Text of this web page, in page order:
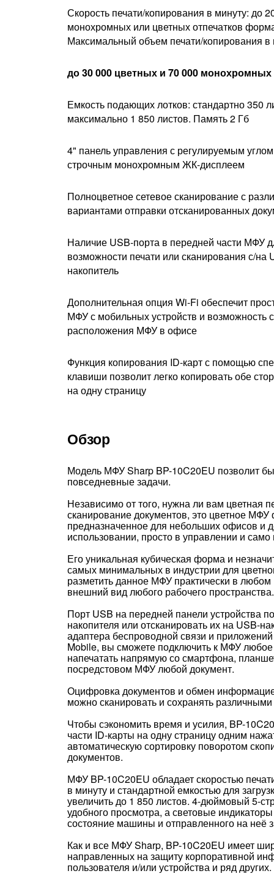
Скорость печати/копирования в минуту: до
монохромных или цветных отпечатков
Максимальный объем печати/копирования в
до 30 000 цветных и 70 000 монохромных
Емкость подающих лотков: стандартно 350
максимально 1 850 листов. Память 2 Гб
4" панель управления с регулируемым
строчным монохромным ЖК-дисплеем
Полноцветное сетевое сканирование с
вариантами отправки отсканированных
Наличие USB-порта в передней части МФУ
возможности печати или сканирования с/на
накопитель
Дополнительная опция Wi-Fi обеспечит
МФУ с мобильных устройств и возможность
расположения МФУ в офисе
Функция копирования ID-карт с помощью
клавиши позволит легко копировать обе
на одну страницу
Обзор
Модель МФУ Sharp BP-10C20EU позволит
повседневные задачи.
Независимо от того, нужна ли вам цветная
сканирование документов, это цветное
предназначенное для небольших офисов и
использовании, просто в управлении и
Его уникальная кубическая форма и
самых минимальных в индустрии для
разметить данное МФУ практически в
внешний вид любого рабочего пространства.
Порт USB на передней панели устройства
накопителя или отсканировать их на USB-
адаптера беспроводной связи и
Mobile, вы сможете подключить к МФУ
напечатать напрямую со смартфона,
посредстовом МФУ любой документ.
Оцифровка документов и обмен
можно сканировать и сохранять
Чтобы сэкономить время и усилия, BP-
части ID-карты на одну страницу одним
автоматическую сортировку поворотом
документов.
МФУ BP-10C20EU обладает скоростью
в минуту и стандартной емкостью для
увеличить до 1 850 листов. 4-дюймовый 5-
удобного просмотра, а световые
состояние машины и отправленного на неё
Как и все МФУ Sharp, BP-10C20EU имеет
направленных на защиту корпоративной
пользователя и/или устройства и ряд других.